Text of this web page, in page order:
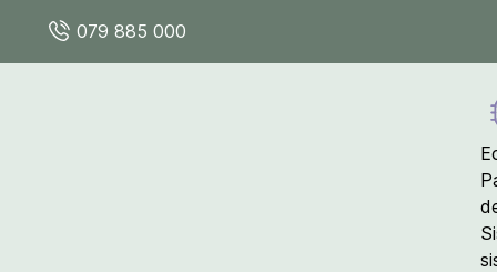
079 885 000